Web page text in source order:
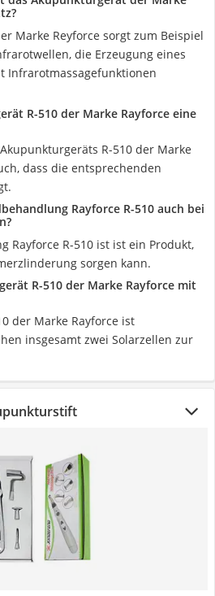
Marke Reyforce sorgt zum Beispiel
die Erzeugung eines
Infrarotmassagefunktionen
R-510 der Marke Rayforce eine
R-510 der Marke
dass die entsprechenden
Rayforce R-510 auch bei
Rayforce R-510 ist ist ein Produkt,
sorgen kann.
R-510 der Marke Rayforce mit
der Marke Rayforce ist
insgesamt zwei Solarzellen zur